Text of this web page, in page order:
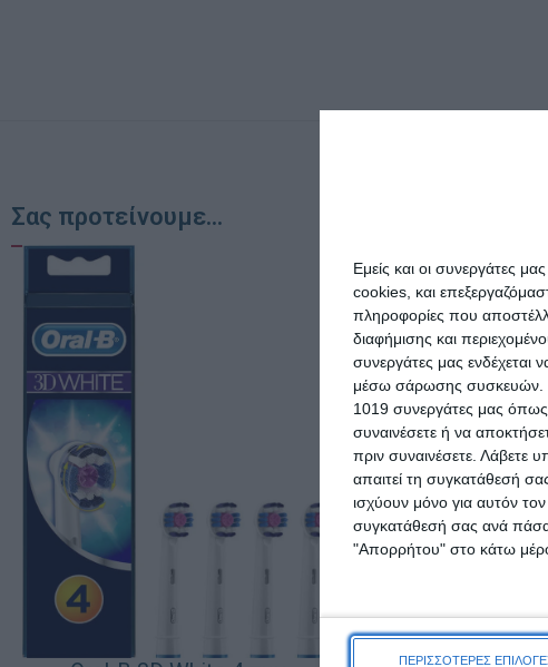
Εμείς και οι συνεργάτες
cookies, και
πληροφορίες που
διαφήμισης και
συνεργάτες μας ενδέχεται
μέσω σάρωσης συσκευών.
1019 συνεργάτες μας όπως
συναινέσετε ή να
πριν συναινέσετε. Λάβετε
απαιτεί τη συγκατάθεσή
ισχύουν μόνο για αυτόν
συγκατάθεσή σας ανά πάσα
"Απορρήτου" στο κάτω
ΠΕΡΙΣΣΟΤΕΡΕΣ
Σας προτείνουμε...
Ανταλλακτικές